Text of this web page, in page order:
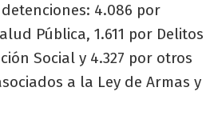
4.086 por
Pública, 1.611 por Delitos
Social y 4.327 por otros
a la Ley de Armas y